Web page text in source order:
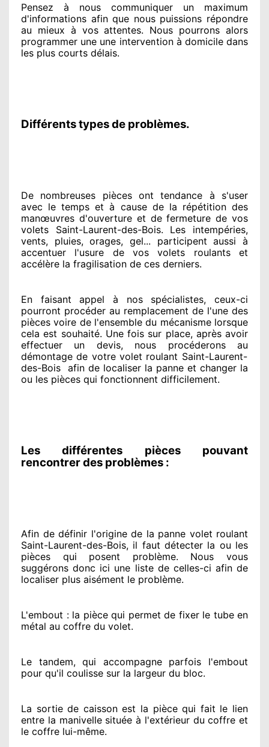
Pensez à nous communiquer un maximum
d'informations afin que nous puissions répondre
au mieux à vos attentes. Nous pourrons alors
programmer une une intervention à domiciledans
les plus courts délais.
Différents types de problèmes.
De nombreuses pièces ont tendance à s'user
avec le temps et à causede la répétition des
manœuvres d'ouverture et de fermeture de vos
volets Saint-Laurent-des-Bois. Les intempéries,
vents, pluies, orages, gel... participent aussi à
accentuer l'usure de vos volets roulants et
accélère la fragilisation de ces derniers.
En faisant appel à nos spécialistes, ceux-ci
pourront procéder au remplacement de l'une des
pièces voire de l'ensemble du mécanisme lorsque
cela est souhaité. Une fois sur place, après avoir
effectuer un devis, nous procéderons au
démontage de votre volet roulant Saint-Laurent-
des-Bois afin de localiser la panne et changer la
ou les pièces qui fonctionnent difficilement.
Les différentes pièces pouvant
rencontrer des problèmes :
Afin de définir l'originede la panne volet roulant
Saint-Laurent-des-Bois, il faut détecter la ou les
pièces qui posent problème. Nous vous
suggérons donc ici une liste de celles-ci afin de
localiser plus aisément le problème.
L'embout : la pièce qui permet de fixer le tube en
métal au coffre du volet.
Le tandem, qui accompagne parfois l'embout
pour qu'il coulisse sur la largeur du bloc.
La sortie de caisson est la pièce qui fait le lien
entre la manivelle située à l'extérieurdu coffre et
le coffre lui-même.